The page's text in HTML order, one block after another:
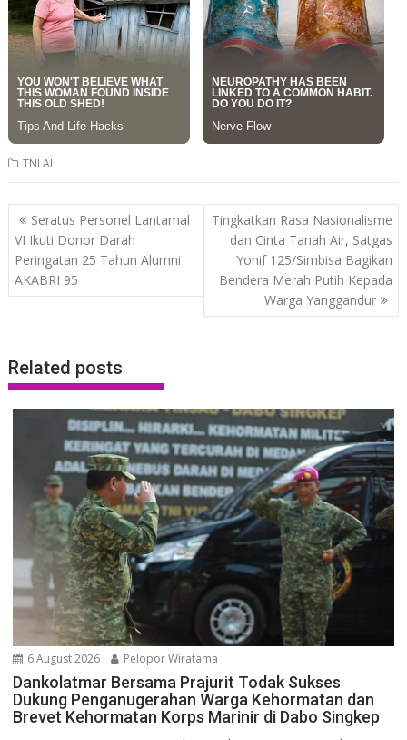
TNI AL
Post
navigation
Seratus Personel Lantamal
VI Ikuti Donor Darah
Peringatan 25 Tahun Alumni
AKABRI 95
Tingkatkan Rasa Nasionalisme
dan Cinta Tanah Air, Satgas
Yonif 125/Simbisa Bagikan
Bendera Merah Putih Kepada
Warga Yanggandur
Related posts
6 August 2026 Pelopor Wiratama
Dankolatmar Bersama Prajurit Todak Sukses
Dukung Penganugerahan Warga Kehormatan dan
Brevet Kehormatan Korps Marinir di Dabo Singkep